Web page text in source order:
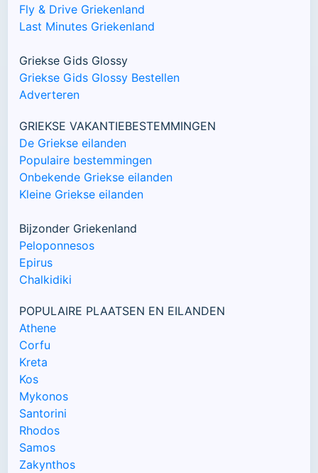
Fly & Drive Griekenland
Last Minutes Griekenland
Griekse Gids Glossy
Griekse Gids Glossy Bestellen
Adverteren
GRIEKSE VAKANTIEBESTEMMINGEN
De Griekse eilanden
Populaire bestemmingen
Onbekende Griekse eilanden
Kleine Griekse eilanden
Bijzonder Griekenland
Peloponnesos
Epirus
Chalkidiki
POPULAIRE PLAATSEN EN EILANDEN
Athene
Corfu
Kreta
Kos
Mykonos
Santorini
Rhodos
Samos
Zakynthos